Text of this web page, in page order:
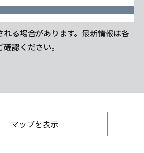
る場合があります。最新情報は各
認ください。
マップを表示